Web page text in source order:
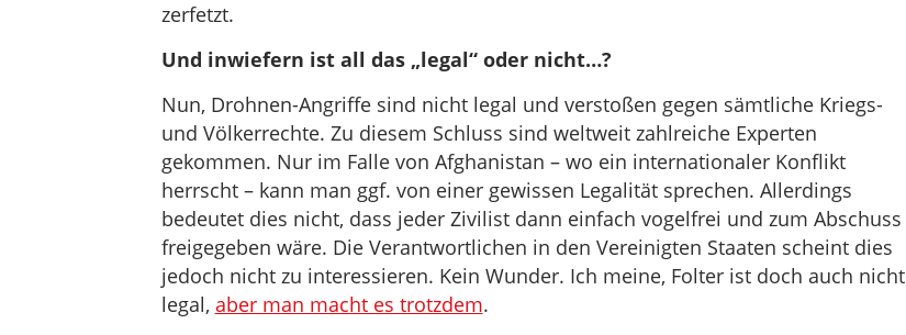
zerfetzt.
Und inwiefern ist all das „legal“ oder nicht…?
Nun, Drohnen-Angriffe sind nicht legal und verstoßen gegen sämtliche Kriegs-
und Völkerrechte. Zu diesem Schluss sind weltweit zahlreiche Experten
gekommen. Nur im Falle von Afghanistan – wo ein internationaler Konflikt
herrscht – kann man ggf. von einer gewissen Legalität sprechen. Allerdings
bedeutet dies nicht, dass jeder Zivilist dann einfach vogelfrei und zum Abschuss
freigegeben wäre. Die Verantwortlichen in den Vereinigten Staaten scheint dies
jedoch nicht zu interessieren. Kein Wunder. Ich meine, Folter ist doch auch nicht
legal, aber man macht es trotzdem.